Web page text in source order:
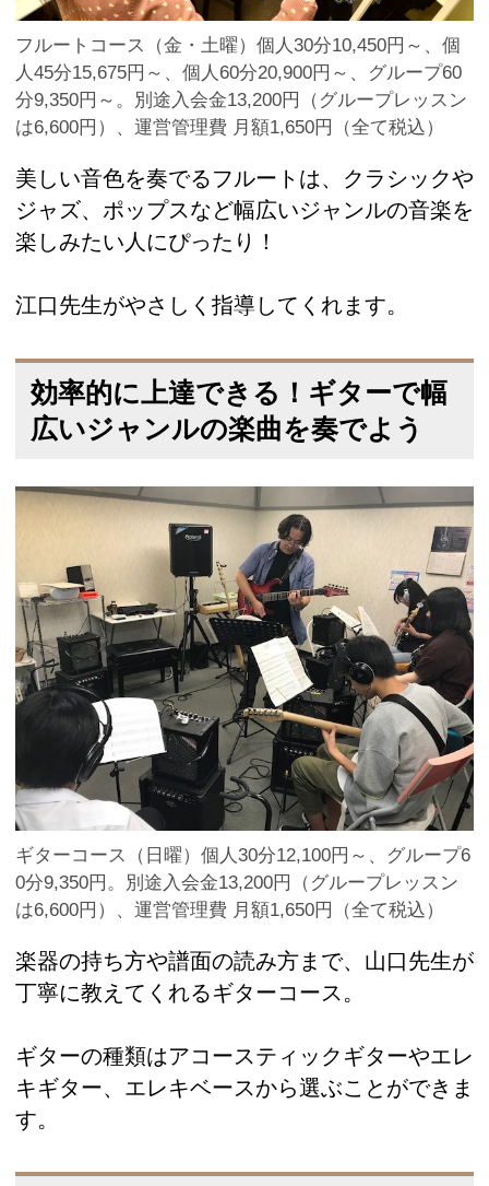
フルートコース（金・土曜）個人30分10,450円～、個
人45分15,675円～、個人60分20,900円～、グループ60
分9,350円～。別途入会金13,200円（グループレッスン
は6,600円）、運営管理費 月額1,650円（全て税込）
美しい音色を奏でるフルートは、クラシックや
ジャズ、ポップスなど幅広いジャンルの音楽を
楽しみたい人にぴったり！
江口先生がやさしく指導してくれます。
効率的に上達できる！ギターで幅
広いジャンルの楽曲を奏でよう
ギターコース（日曜）個人30分12,100円～、グループ6
0分9,350円。別途入会金13,200円（グループレッスン
は6,600円）、運営管理費 月額1,650円（全て税込）
楽器の持ち方や譜面の読み方まで、山口先生が
丁寧に教えてくれるギターコース。
ギターの種類はアコースティックギターやエレ
キギター、エレキベースから選ぶことができま
す。